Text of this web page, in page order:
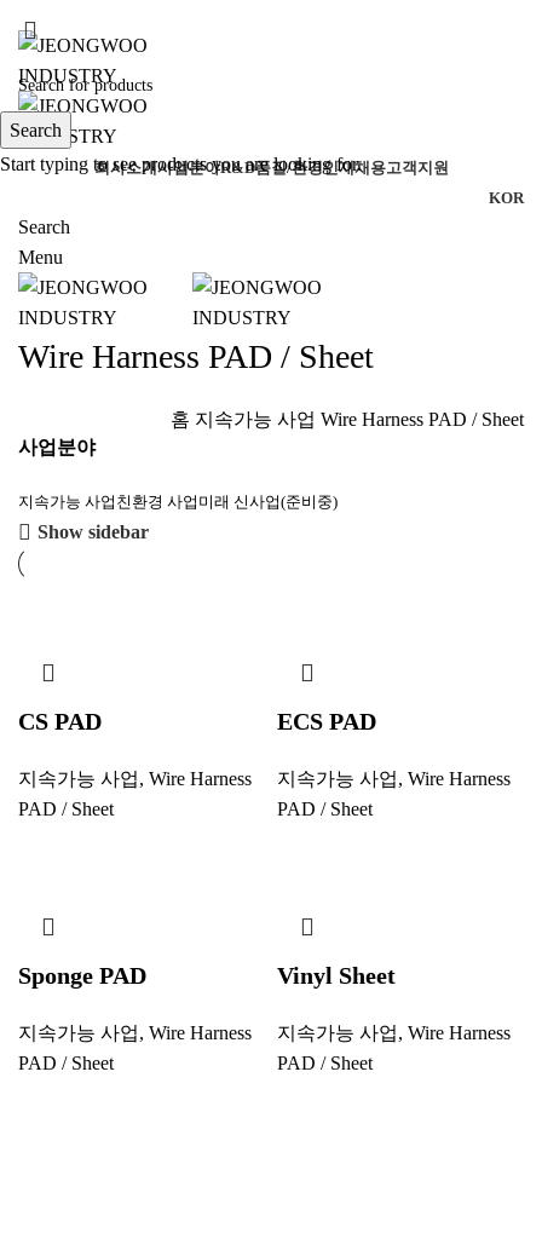
회사소개사업분야R&D품질/환경인재채용고객지원
KOR
Search
Menu
Wire Harness PAD / Sheet
홈 지속가능 사업 Wire Harness PAD / Sheet
사업분야
지속가능 사업 친환경 사업 미래 신사업(준비중)
Show sidebar
CS PAD
지속가능 사업, Wire Harness
PAD / Sheet
ECS PAD
지속가능 사업, Wire Harness
PAD / Sheet
Sponge PAD
지속가능 사업, Wire Harness
PAD / Sheet
Vinyl Sheet
지속가능 사업, Wire Harness
PAD / Sheet
Search
Start typing to see products you are looking for.